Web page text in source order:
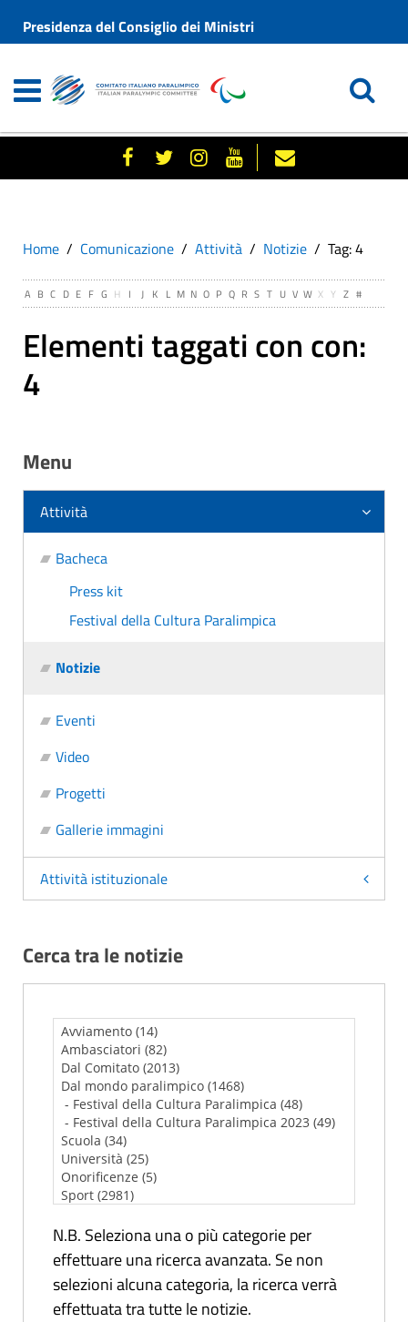
Presidenza del Consiglio dei Ministri
Home Comunicazione Attività Notizie Tag: 4
A B C D E F G H I J K L M N O P Q R S T U V W X Y Z #
Elementi taggati con con:
4
Menu
Attività
Bacheca
Press kit
Festival della Cultura Paralimpica
Notizie
Eventi
Video
Progetti
Gallerie immagini
Attività istituzionale
Cerca tra le notizie
N.B. Seleziona una o più categorie per
effettuare una ricerca avanzata. Se non
selezioni alcuna categoria, la ricerca verrà
effettuata tra tutte le notizie.